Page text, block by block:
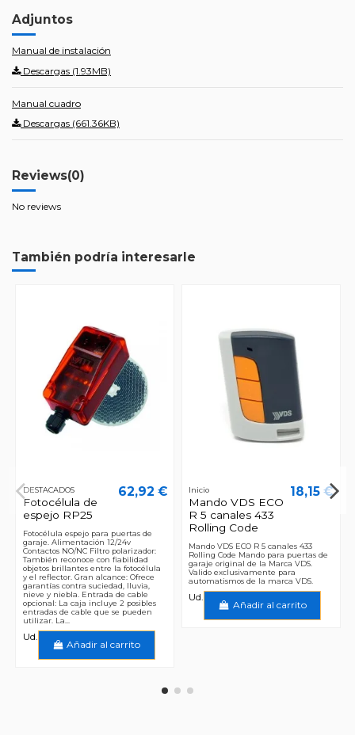
Adjuntos
Manual de instalación
Descargas (1.93MB)
Manual cuadro
Descargas (661.36KB)
Reviews(0)
No reviews
También podría interesarle
DESTACADOS
Fotocélula de
espejo RP25
62,92 €
Fotocélula espejo para puertas de
garaje. Alimentación 12/24v
Contactos NO/NC Filtro polarizador:
También reconoce con fiabilidad
objetos brillantes entre la fotocélula
y el reflector. Gran alcance: Ofrece
garantías contra suciedad, lluvia,
nieve y niebla. Entrada de cable
opcional: La caja incluye 2 posibles
entradas de cable que se pueden
utilizar. La...
Ud.
Añadir al carrito
Inicio
Mando VDS ECO
R 5 canales 433
Rolling Code
18,15 €
Mando VDS ECO R 5 canales 433
Rolling Code Mando para puertas de
garaje original de la Marca VDS.
Valido exclusivamente para
automatismos de la marca VDS.
Ud.
Añadir al carrito